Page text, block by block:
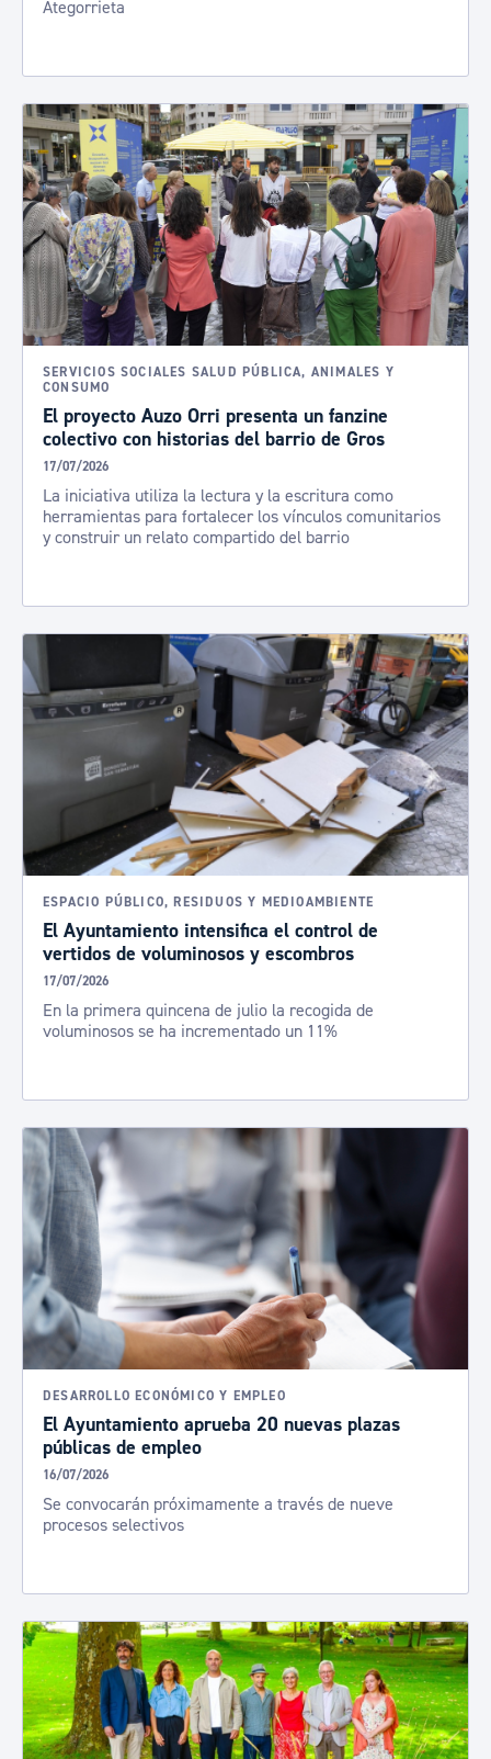
Ategorrieta
SERVICIOS SOCIALES SALUD PÚBLICA, ANIMALES Y
CONSUMO
El proyecto Auzo Orri presenta un fanzine
colectivo con historias del barrio de Gros
17/07/2026
La iniciativa utiliza la lectura y la escritura como
herramientas para fortalecer los vínculos comunitarios
y construir un relato compartido del barrio
ESPACIO PÚBLICO, RESIDUOS Y MEDIOAMBIENTE
El Ayuntamiento intensifica el control de
vertidos de voluminosos y escombros
17/07/2026
En la primera quincena de julio la recogida de
voluminosos se ha incrementado un 11%
DESARROLLO ECONÓMICO Y EMPLEO
El Ayuntamiento aprueba 20 nuevas plazas
públicas de empleo
16/07/2026
Se convocarán próximamente a través de nueve
procesos selectivos